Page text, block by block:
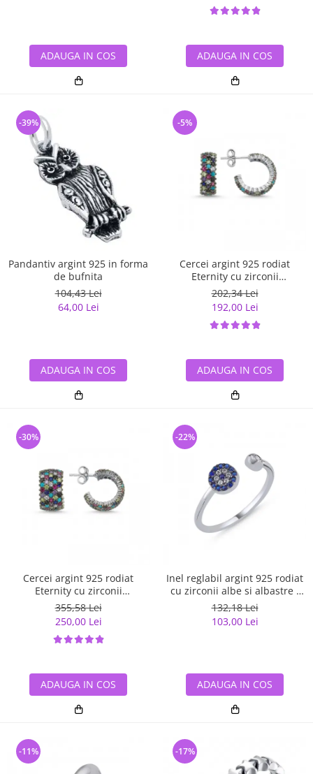
ADAUGA IN COS ADAUGA IN COS
Pandantiv argint 925 in forma
de bufnita
104,43 Lei
64,00 Lei
-39%
ADAUGA IN COS
Cercei argint 925 rodiat
Eternity cu zirconii
multicolore ETU0028
202,34 Lei
192,00 Lei
-5%
ADAUGA IN COS
Cercei argint 925 rodiat
Eternity cu zirconii
multicolore ETU0036
355,58 Lei
250,00 Lei
-30%
ADAUGA IN COS
Inel reglabil argint 925 rodiat
cu zirconii albe si albastre -
Be Elegant ITU0109
132,18 Lei
103,00 Lei
-22%
ADAUGA IN COS
-11% -17%